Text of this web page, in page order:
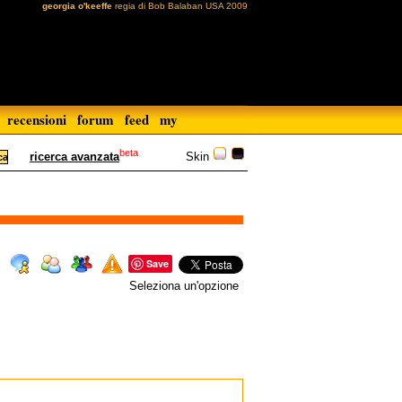
georgia o'keeffe regia di Bob Balaban USA 2009
recensioni forum feed my
Skin
ricerca avanzatabeta
Save
Seleziona un'opzione